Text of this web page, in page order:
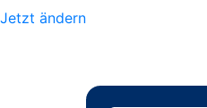
Jetzt ändern